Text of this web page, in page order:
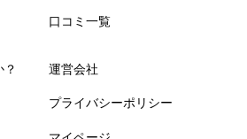
口コミ一覧
運営会社
プライバシーポリシー